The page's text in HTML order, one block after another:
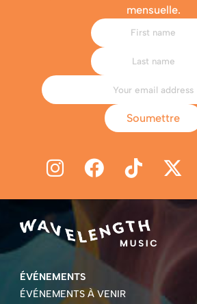
mensuelle.
Soumettre
ÉVÉNEMENTS
ÉVÉNEMENTS À VENIR